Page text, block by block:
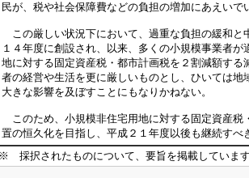
民が、税や社会保障費などの負担の増加にあえいで
この厳しい状況下において、過重な負担の緩和と
１４年度に創設され、以来、多くの小規模事業者
地に対する固定資産税・都市計画税を２割減額する
者の経営や生活を更に厳しいものとし、ひいては地
大きな影響を及ぼすことにもなりかねない。
このため、小規模非住宅用地に対する固定資産税
置の恒久化を目指し、平成２１年度以後も継続すべ
※ 採択されたものについて、要旨を掲載しています